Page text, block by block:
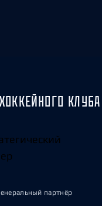
партнёр